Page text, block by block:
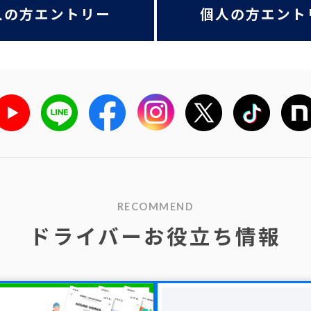
方エントリー 個人の方エント
RECOMMEND
ドライバーお役立ち情報